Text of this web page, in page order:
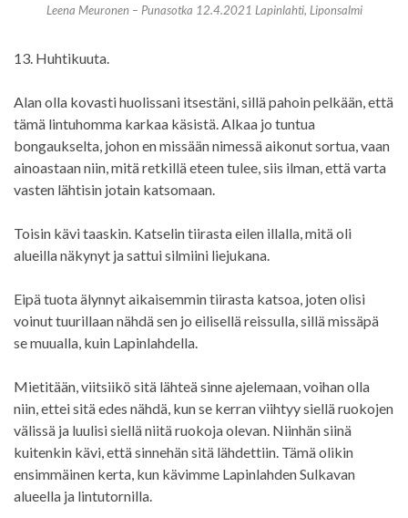
Leena Meuronen – Punasotka 12.4.2021 Lapinlahti, Liponsalmi
13. Huhtikuuta.
Alan olla kovasti huolissani itsestäni, sillä pahoin pelkään, että
tämä lintuhomma karkaa käsistä. Alkaa jo tuntua
bongaukselta, johon en missään nimessä aikonut sortua, vaan
ainoastaan niin, mitä retkillä eteen tulee, siis ilman, että varta
vasten lähtisin jotain katsomaan.
Toisin kävi taaskin. Katselin tiirasta eilen illalla, mitä oli
alueilla näkynyt ja sattui silmiini liejukana.
Eipä tuota älynnyt aikaisemmin tiirasta katsoa, joten olisi
voinut tuurillaan nähdä sen jo eilisellä reissulla, sillä missäpä
se muualla, kuin Lapinlahdella.
Mietitään, viitsiikö sitä lähteä sinne ajelemaan, voihan olla
niin, ettei sitä edes nähdä, kun se kerran viihtyy siellä ruokojen
välissä ja luulisi siellä niitä ruokoja olevan. Niinhän siinä
kuitenkin kävi, että sinnehän sitä lähdettiin. Tämä olikin
ensimmäinen kerta, kun kävimme Lapinlahden Sulkavan
alueella ja lintutornilla.